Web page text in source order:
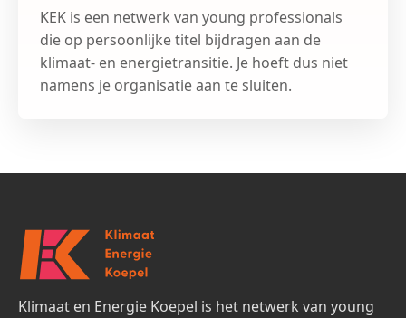
KEK is een netwerk van young professionals
die op persoonlijke titel bijdragen aan de
klimaat- en energietransitie. Je hoeft dus niet
namens je organisatie aan te sluiten.
Klimaat en Energie Koepel is het netwerk van young